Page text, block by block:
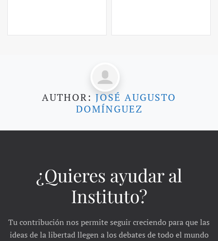
AUTHOR: JOSÉ AUGUSTO
DOMÍNGUEZ
¿Quieres ayudar al
Instituto?
Tu contribución nos permite seguir creciendo para que las
ideas de la libertad llegen a los debates de todo el mundo